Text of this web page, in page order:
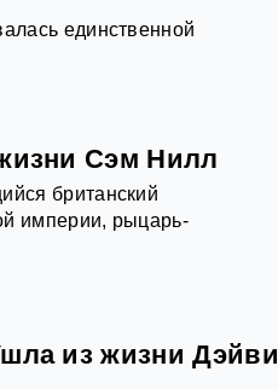
единственной
Сэм Нилл
британский
империи, рыцарь-
из жизни Дэйви